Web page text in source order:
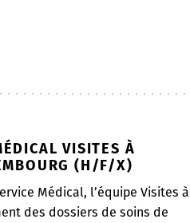
VISITES À
(H/F/X)
Médical, l’équipe Visites à
des dossiers de soins de